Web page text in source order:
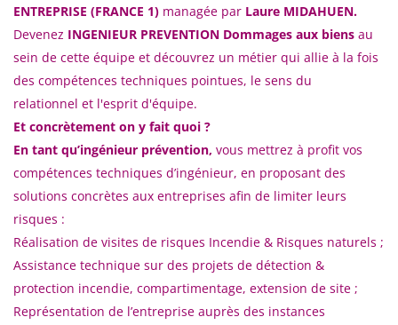
ENTREPRISE (FRANCE 1) managée par Laure MIDAHUEN.
Devenez INGENIEUR PREVENTION Dommages aux biens au
sein de cette équipe et découvrez un métier qui allie à la fois
des compétences techniques pointues, le sens du
relationnel et l'esprit d'équipe.
Et concrètement on y fait quoi ?
En tant qu’ingénieur prévention, vous mettrez à profit vos
compétences techniques d’ingénieur, en proposant des
solutions concrètes aux entreprises afin de limiter leurs
risques :
Réalisation de visites de risques Incendie & Risques naturels ;
Assistance technique sur des projets de détection &
protection incendie, compartimentage, extension de site ;
Représentation de l’entreprise auprès des instances